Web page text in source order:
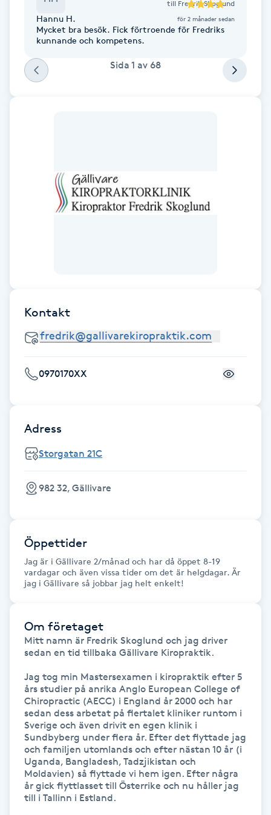
Face framing
Faceliftmassage
Fibromassage
Fotsvamp
Fotvård
Fransborttagning
Fransförlängning
Fransförlängning Megavolym
Fransförlängning Volym
Fransk manikyr
Fransrengöring
Frekvensterapi
Friskvård
Friskvårdsmassage
Frisör
Funktionsanalys
Färgning
till Fredrik Skoglund
Hannu H. för 2 månader sedan
Mycket bra besök. Fick förtroende för Fredriks
kunnande och kompetens.
Sida 1 av 68
Kontakt
0970170XX
Adress
Storgatan 21C
982 32, Gällivare
Öppettider
Jag är i Gällivare 2/månad och har då öppet 8-19
vardagar och även vissa tider om det är helgdagar. Är
jag i Gällivare så jobbar jag helt enkelt!
Om företaget
Mitt namn är Fredrik Skoglund och jag driver
sedan en tid tillbaka Gällivare Kiropraktik.
Jag tog min Mastersexamen i kiropraktik efter 5
års studier på anrika Anglo European College of
Chiropractic (AECC) i England år 2000 och har
sedan dess arbetat på flertalet kliniker runtom i
Sverige och även drivit en egen klinik i
Sundbyberg under flera år. Efter det flyttade jag
och familjen utomlands och efter nästan 10 år (i
Uganda, Bangladesh, Tadzjikistan och
Moldavien) så flyttade vi hem igen. Efter några
år gick flyttlasset till Österrike och nu håller jag
till i Tallinn i Estland.